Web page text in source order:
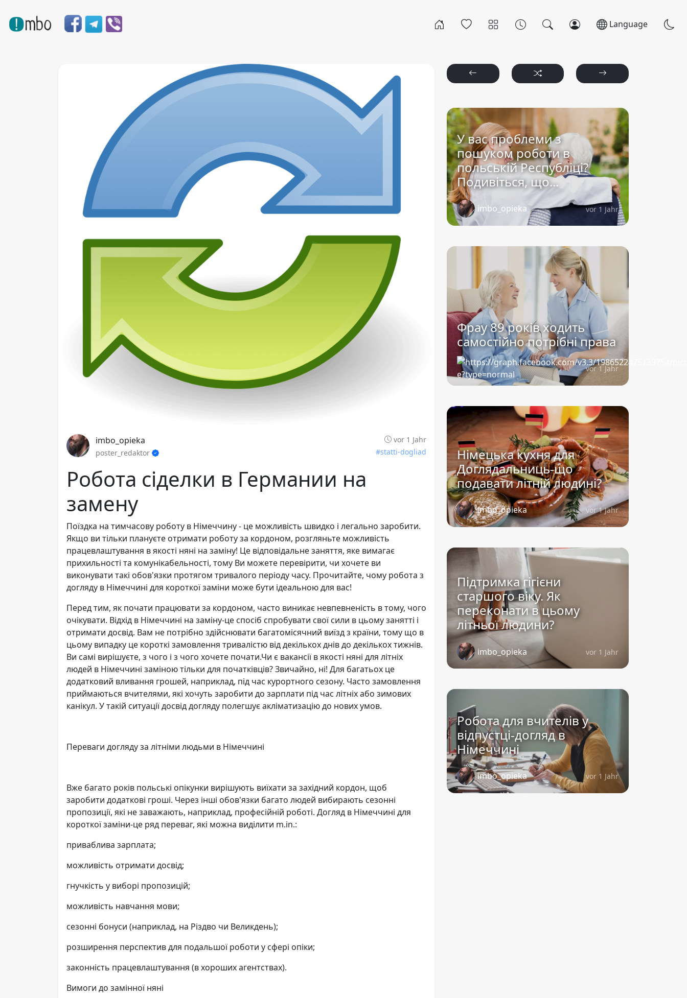
Language
imbo_opieka
vor 1 Jahr
poster_redaktor
#statti-dogliad
Робота сіделки в Германии на
замену
Поїздка на тимчасову роботу в Німеччину - це можливість швидко і легально заробити.
Якщо ви тільки плануєте отримати роботу за кордоном, розгляньте можливість
працевлаштування в якості няні на заміну! Це відповідальне заняття, яке вимагає
прихильності та комунікабельності, тому Ви можете перевірити, чи хочете ви
виконувати такі обов'язки протягом тривалого періоду часу. Прочитайте, чому робота з
догляду в Німеччині для короткої заміни може бути ідеальною для вас!
Перед тим, як почати працювати за кордоном, часто виникає невпевненість в тому, чого
очікувати. Відхід в Німеччині на заміну-це спосіб спробувати свої сили в цьому занятті і
отримати досвід. Вам не потрібно здійснювати багатомісячний виїзд з країни, тому що в
цьому випадку це короткі замовлення тривалістю від декількох днів до декількох тижнів.
Ви самі вирішуєте, з чого і з чого хочете почати.Чи є вакансії в якості няні для літніх
людей в Німеччині заміною тільки для початківців? Звичайно, ні! Для багатьох це
додатковий вливання грошей, наприклад, під час курортного сезону. Часто замовлення
приймаються вчителями, які хочуть заробити до зарплати під час літніх або зимових
канікул. У такій ситуації досвід догляду полегшує акліматизацію до нових умов.
Переваги догляду за літніми людьми в Німеччині
Вже багато років польські опікунки вирішують виїхати за західний кордон, щоб
заробити додаткові гроші. Через інші обов'язки багато людей вибирають сезонні
пропозиції, які не заважають, наприклад, професійній роботі. Догляд в Німеччині для
короткої заміни-це ряд переваг, які можна виділити m.in.:
приваблива зарплата;
можливість отримати досвід;
гнучкість у виборі пропозицій;
можливість навчання мови;
сезонні бонуси (наприклад, на Різдво чи Великдень);
розширення перспектив для подальшої роботи у сфері опіки;
законність працевлаштування (в хороших агентствах).
Вимоги до замінної няні
У вас проблеми з
пошуком роботи в
польській Республіці?
Подивіться, що...
imbo_opieka vor 1 Jahr
Фрау 89 років ходить
самостійно потрібні права
vor 1 Jahr
Німецька кухня для
Доглядальниць-що
подавати літній людині?
imbo_opieka vor 1 Jahr
Підтримка гігієни
старшого віку. Як
переконати в цьому
літньої людини?
imbo_opieka vor 1 Jahr
Робота для вчителів у
відпустці-догляд в
Німеччині
imbo_opieka vor 1 Jahr